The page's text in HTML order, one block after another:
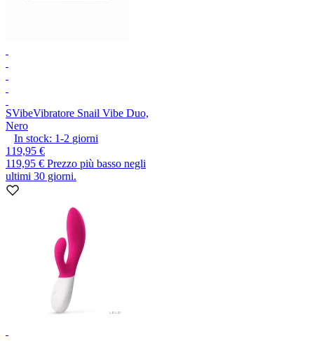
SVibeVibratore Snail Vibe Duo,
Nero
In stock: 1-2 giorni
119,95 €
119,95 € Prezzo più basso negli
ultimi 30 giorni.